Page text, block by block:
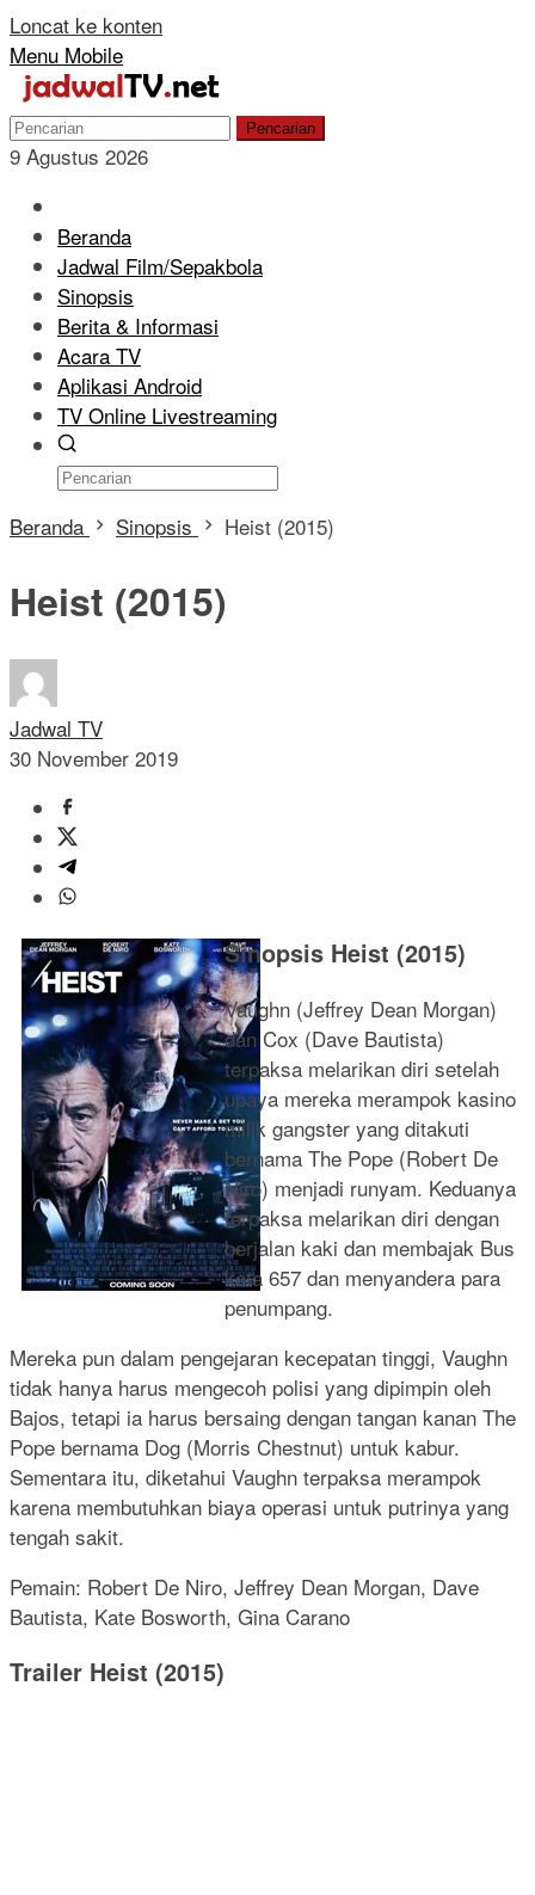
Loncat ke konten
Menu Mobile
Pencarian
9 Agustus 2026
Beranda
Jadwal Film/Sepakbola
Sinopsis
Berita & Informasi
Acara TV
Aplikasi Android
TV Online Livestreaming
Beranda Sinopsis Heist (2015)
Heist (2015)
Jadwal TV
30 November 2019
Sinopsis Heist (2015)
Vaughn (Jeffrey Dean Morgan)
dan Cox (Dave Bautista)
terpaksa melarikan diri setelah
upaya mereka merampok kasino
milik gangster yang ditakuti
bernama The Pope (Robert De
Niro) menjadi runyam. Keduanya
terpaksa melarikan diri dengan
berjalan kaki dan membajak Bus
kota 657 dan menyandera para
penumpang.
Mereka pun dalam pengejaran kecepatan tinggi, Vaughn
tidak hanya harus mengecoh polisi yang dipimpin oleh
Bajos, tetapi ia harus bersaing dengan tangan kanan The
Pope bernama Dog (Morris Chestnut) untuk kabur.
Sementara itu, diketahui Vaughn terpaksa merampok
karena membutuhkan biaya operasi untuk putrinya yang
tengah sakit.
Pemain: Robert De Niro, Jeffrey Dean Morgan, Dave
Bautista, Kate Bosworth, Gina Carano
Trailer Heist (2015)